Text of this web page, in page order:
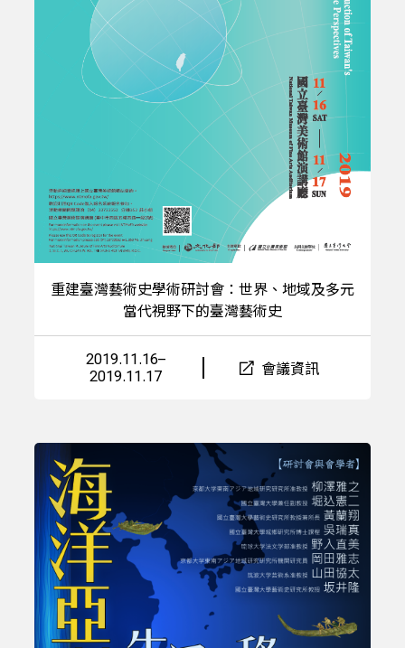
重建臺灣藝術史學術研討會：世界、地域及多元
當代視野下的臺灣藝術史
2019.11.16–
2019.11.17
會議資訊